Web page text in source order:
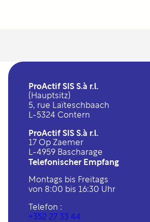
ProActif SIS S.à r.l.
(Hauptsitz)
5, rue Laïteschbaach
L-5324 Contern
ProActif SIS S.à r.l.
17 Op Zaemer
L-4959 Bascharage
Telefonischer Empfang
Montags bis Freitags
von 8:00 bis 16:30 Uhr
Telefon :
+352 27 33 44